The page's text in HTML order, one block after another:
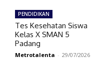
PENDIDIKAN
Tes Kesehatan Siswa
Kelas X SMAN 5
Padang
Metrotalenta - 29/07/2026